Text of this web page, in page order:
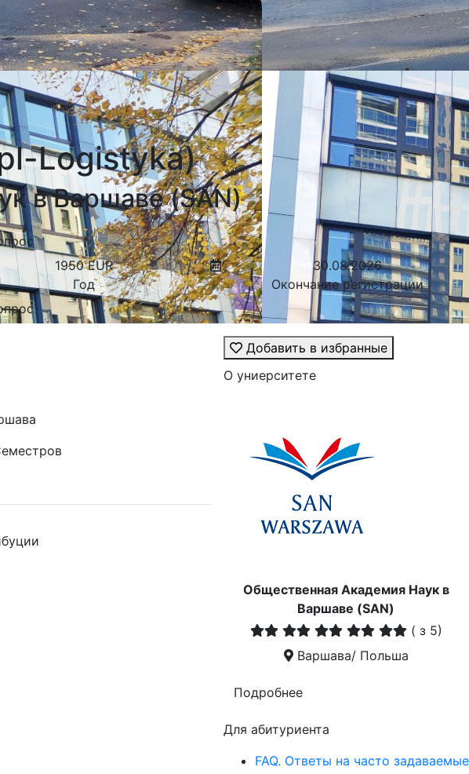
Logistyka)
в Варшаве (SAN)
1950 EUR
Год
30.08.2026
Окончание регистрации
Добавить в избранные
О униерситете
Общественная Академия Наук в
Варшаве (SAN)
( з 5)
Варшава/ Польша
Подробнее
Для абитуриента
FAQ. Ответы на часто задаваемые